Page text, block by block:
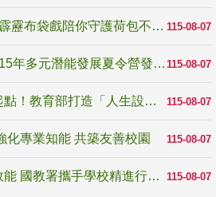
115-08-07
反詐騙宣導_防詐有道，霹靂布袋戲陪你守護荷包不受騙
115-08-07
跨越限制，探索潛能！115年多元潛能發展夏令營發掘生命無限可能
115-08-07
高齡不是終點而是夢想起點！教育部打造「人生設計夢工場」 參展第3屆高齡健康產業博覽會
115-08-07
化專業知能 共築友善校園
115-08-07
強化學習歷程檔案推動效能 國教署攜手學校精進行政與教學支持